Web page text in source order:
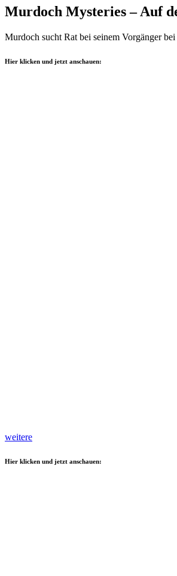
Murdoch Mysteries – Auf
Murdoch sucht Rat bei seinem Vorgänger
Hier klicken und jetzt anschauen:
weitere
Hier klicken und jetzt anschauen: